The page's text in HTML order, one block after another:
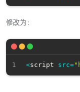
修改为：
<script src=